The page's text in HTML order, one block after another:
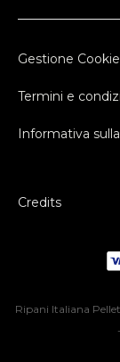
Gestione Cookie
Termini e
Informativa
Credits
Ripani Italiana